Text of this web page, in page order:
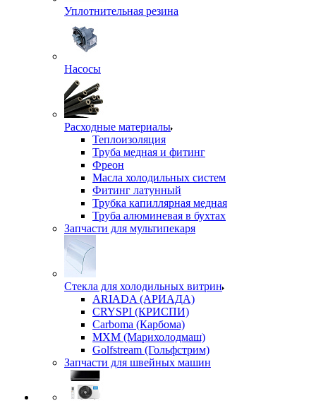
Уплотнительная резина
Насосы
Расходные материалы
Теплоизоляция
Труба медная и фитинг
Фреон
Масла холодильных систем
Фитинг латунный
Трубка капиллярная медная
Труба алюминевая в бухтах
Запчасти для мультипекаря
Стекла для холодильных витрин
ARIADA (АРИАДА)
CRYSPI (КРИСПИ)
Carboma (Карбома)
MXM (Марихолодмаш)
Golfstream (Гольфстрим)
Запчасти для швейных машин